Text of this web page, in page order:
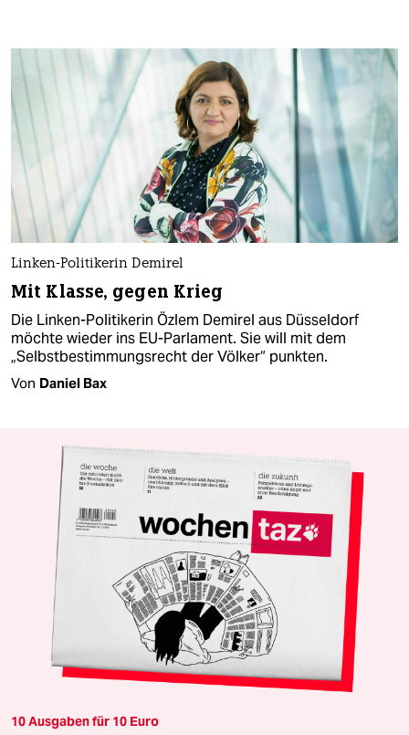
Linken-Politikerin Demirel
Mit Klasse, gegen Krieg
Die Linken-Politikerin Özlem Demirel aus Düsseldorf
möchte wieder ins EU-Parlament. Sie will mit dem
„Selbstbestimmungsrecht der Völker“ punkten.
Von Daniel Bax
10 Ausgaben für 10 Euro